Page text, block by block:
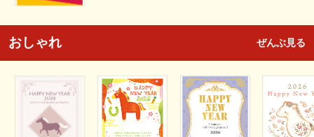
おしゃれ ぜんぶ見る